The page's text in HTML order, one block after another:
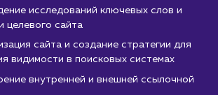
увеличения
сможете наблюдать уже
начала работы.
включает в себя